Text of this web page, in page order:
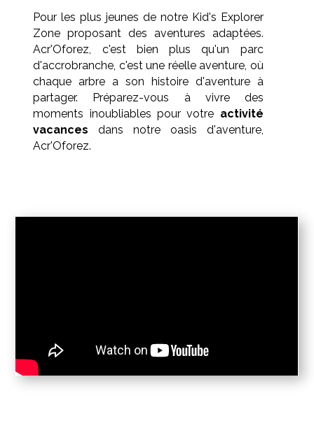
Pour les plus jeunes de notre Kid's Explorer
Zone proposant des aventures adaptées.
Acr'Oforez, c'est bien plus qu'un parc
d'accrobranche, c'est une réelle aventure, où
chaque arbre a son histoire d'aventure à
partager. Préparez-vous à vivre des
moments inoubliables pour votre activité
vacances dans notre oasis d'aventure,
Acr'Oforez.